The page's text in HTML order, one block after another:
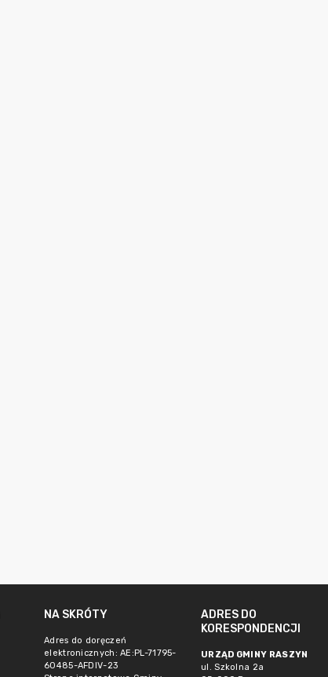
NA SKRÓTY
Adres do doręczeń
elektronicznych: AE:PL-71795-
60485-AFDIV-23
ADRES DO
KORESPONDENCJI
URZĄD GMINY RASZYN
ul. Szkolna 2a